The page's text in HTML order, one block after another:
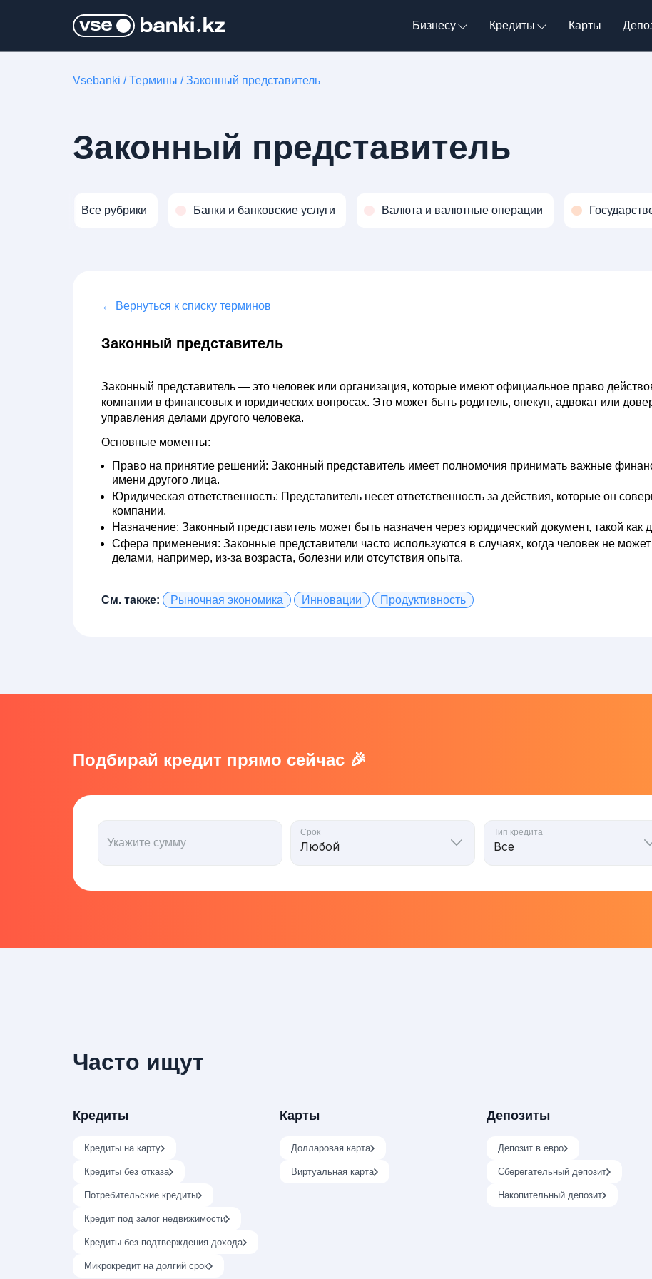
Бизнесу Кредиты Карты
Vsebanki /Термины /Законный представитель
Законный представитель
Все рубрики Банки и банковские услуги Валюта и валютные операции
← Вернуться к списку терминов
Законный представитель
Законный представитель — это человек или организация, которые имеют официальное право
компании в финансовых и юридических вопросах. Это может быть родитель, опекун, адвокат или
управления делами другого человека.
Основные моменты:
Право на принятие решений: Законный представитель имеет полномочия принимать важные
имени другого лица.
Юридическая ответственность: Представитель несет ответственность за действия, которые он
компании.
Назначение: Законный представитель может быть назначен через юридический документ, такой
Сфера применения: Законные представители часто используются в случаях, когда человек не
делами, например, из-за возраста, болезни или отсутствия опыта.
См. также: Рыночная экономика Инновации Продуктивность
Подбирай кредит прямо сейчас 🎉
Укажите сумму
Срок Тип кредита
Часто ищут
Кредиты
Кредиты на карту
Кредиты без отказа
Потребительские кредиты
Кредит под залог недвижимости
Кредиты без подтверждения дохода
Микрокредит на долгий срок
Карты
Долларовая карта
Виртуальная карта
Депозиты
Депозит в евро
Сберегательный депозит
Накопительный депозит